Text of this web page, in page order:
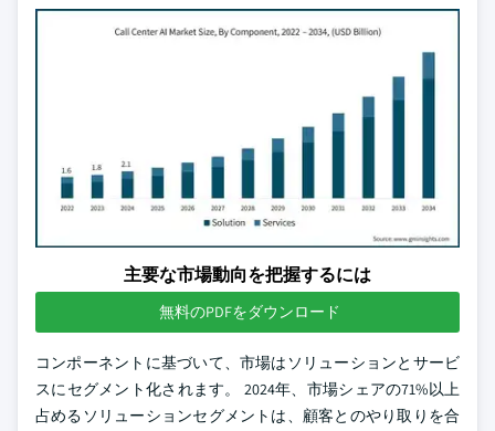
主要な市場動向を把握するには
無料のPDFをダウンロード
コンポーネントに基づいて、市場はソリューションとサービ
スにセグメント化されます。 2024年、市場シェアの71%以上
占めるソリューションセグメントは、顧客とのやり取りを合